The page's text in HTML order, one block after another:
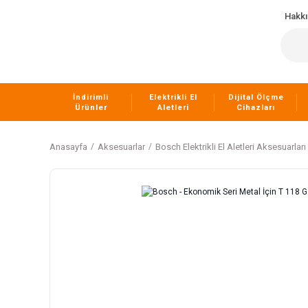
İndirimli
Ürünler
Elektrikli El
Aletleri
Dijital Ölçme
Cihazları
Anasayfa Aksesuarlar Bosch Elektrikli El Aletleri Aksesuarları